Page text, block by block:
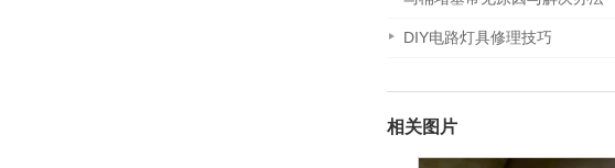
DIY电路灯具修理技巧
相关图片